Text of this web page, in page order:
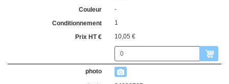
-
1
10,05 €